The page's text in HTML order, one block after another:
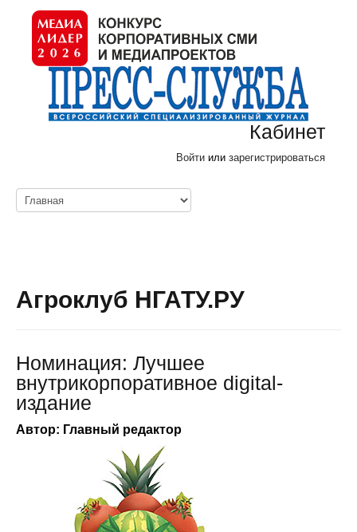
Кабинет
Войти или зарегистрироваться
Агроклуб НГАТУ.РУ
Номинация: Лучшее
внутрикорпоративное digital-
издание
Автор: Главный редактор